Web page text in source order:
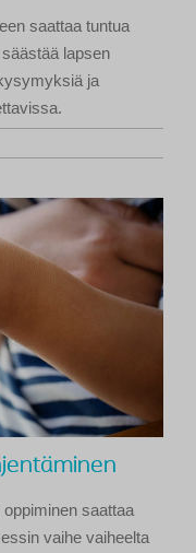
saattaa tuntua
lapsen
ja
saattaa
vaihe vaiheelta